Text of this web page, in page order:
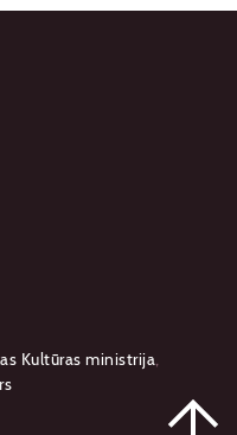
Kultūras ministrija,